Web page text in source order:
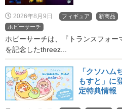
2026年8月9日 フィギュア 新商品
ホビーサーチ
ホビーサーチは、『トランスフォ
を記念したthreez...
「クソハム
もすと」に
定特典情報